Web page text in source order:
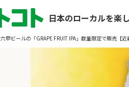
日本のローカルを楽
六甲ビールの「GRAPE FRUIT IPA」数量限定で販売【近